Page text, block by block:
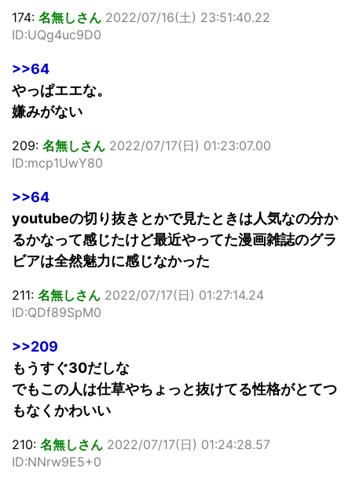
174: 名無しさん 2022/07/16(土) 23:51:40.22
ID:UQg4uc9D0
>>64
やっぱエエな。
嫌みがない
209: 名無しさん 2022/07/17(日) 01:23:07.00
ID:mcp1UwY80
>>64
youtubeの切り抜きとかで見たときは人気なの分か
るかなって感じたけど最近やってた漫画雑誌のグラ
ビアは全然魅力に感じなかった
211: 名無しさん 2022/07/17(日) 01:27:14.24
ID:QDf89SpM0
>>209
もうすぐ30だしな
でもこの人は仕草やちょっと抜けてる性格がとてつ
もなくかわいい
210: 名無しさん 2022/07/17(日) 01:24:28.57
ID:NNrw9E5+0